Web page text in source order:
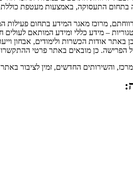
התעסוקה, באמצעות מעטפת כוללת
מרוכז מאגר המידע בתחום פעילות
– מידע כללי ומידע המותאם
באתר אודות הכשרות ולימודים, אבחון
הפרישה. כן מובאים באתר פרטי
והשירותים החדשים, זמין לציבור